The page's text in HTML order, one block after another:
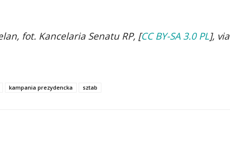
fot. Kancelaria Senatu RP, [CC BY-SA 3.0 PL], via
kampania prezydencka sztab